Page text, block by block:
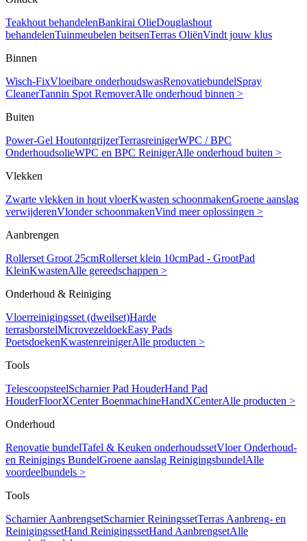
Teakhout behandelenBankirai OlieDouglashout
behandelenTuinmeubelen beitsenTerras OliënVindt jouw klus
Binnen
Wisch-FixVloeibare onderhoudswasRenovatiebundelSpray
CleanerTannin Spot RemoverAlle onderhoud binnen >
Buiten
Power-Gel HoutontgrijzerTerrasreinigerWPC / BPC
OnderhoudsolieWPC en BPC ReinigerAlle onderhoud buiten >
Vlekken
Zwarte vlekken in hout vloerKwasten schoonmakenGroene aanslag
verwijderenVlonder schoonmakenVind meer oplossingen >
Aanbrengen
Rollerset Groot 25cmRollerset klein 10cmPad - GrootPad
KleinKwastenAlle gereedschappen >
Onderhoud & Reiniging
Vloerreinigingsset (dweilset)Harde
terrasborstelMicrovezeldoekEasy Pads
PoetsdoekenKwastenreinigerAlle producten >
Tools
TelescoopsteelScharnier Pad HouderHand Pad
HouderFloorXCenter BoenmachineHandXCenterAlle producten >
Onderhoud
Renovatie bundelTafel & Keuken onderhoudssetVloer Onderhoud-
en Reinigings BundelGroene aanslag ReinigingsbundelAlle
voordeelbundels >
Tools
Scharnier AanbrengsetScharnier ReiningssetTerras Aanbreng- en
ReinigingssetHand ReinigingssetHand AanbrengsetAlle